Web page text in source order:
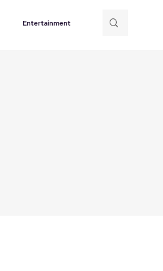
Entertainment